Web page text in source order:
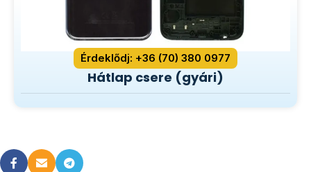
Érdeklődj: +36 (70) 380 0977
Hátlap csere (gyári)